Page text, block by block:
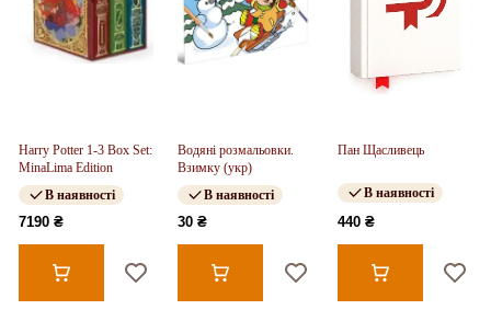
Harry Potter 1-3 Box Set:
MinaLima Edition
В наявності
7190 ₴
Водяні розмальовки.
Взимку (укр)
В наявності
30 ₴
Пан Щасливець
В наявності
440 ₴